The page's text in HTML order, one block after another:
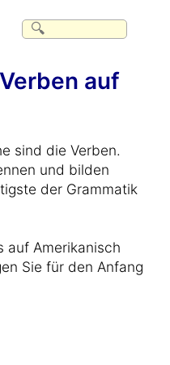
auf
sind die Verben.
und bilden
der Grammatik
auf Amerikanisch
Sie für den Anfang